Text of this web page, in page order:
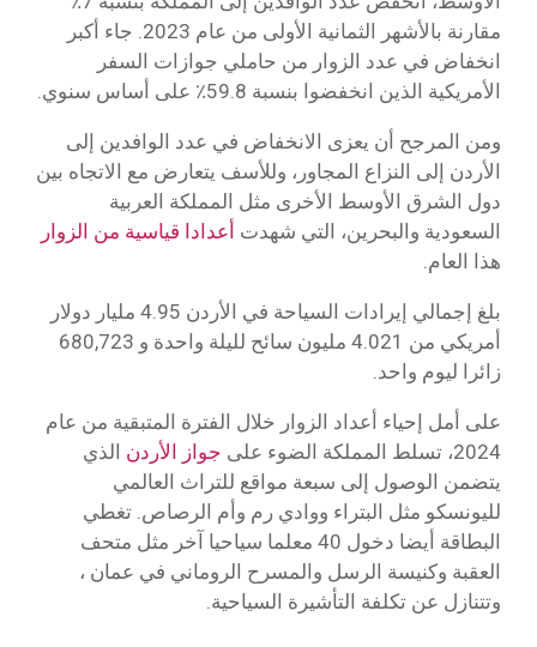
مقارنة بالأشهر الثمانية الأولى من عام 2023. جاء أكبر
انخفاض في عدد الزوار من حاملي جوازات السفر
الأمريكية الذين انخفضوا بنسبة 59.8٪ على أساس سنوي.
ومن المرجح أن يعزى الانخفاض في عدد الوافدين إلى
الأردن إلى النزاع المجاور، وللأسف يتعارض مع الاتجاه بين
دول الشرق الأوسط الأخرى مثل المملكة العربية
السعودية والبحرين، التي شهدت أعدادا قياسية من الزوار
هذا العام.
بلغ إجمالي إيرادات السياحة في الأردن 4.95 مليار دولار
أمريكي من 4.021 مليون سائح لليلة واحدة و 680,723
زائرا ليوم واحد.
على أمل إحياء أعداد الزوار خلال الفترة المتبقية من عام
2024، تسلط المملكة الضوء على
جواز الأردن الذي
يتضمن الوصول إلى سبعة مواقع للتراث العالمي
لليونسكو مثل البتراء ووادي رم وأم الرصاص. تغطي
البطاقة أيضا دخول 40 معلما سياحيا آخر مثل متحف
العقبة وكنيسة الرسل والمسرح الروماني في عمان ،
وتتنازل عن تكلفة التأشيرة السياحية.